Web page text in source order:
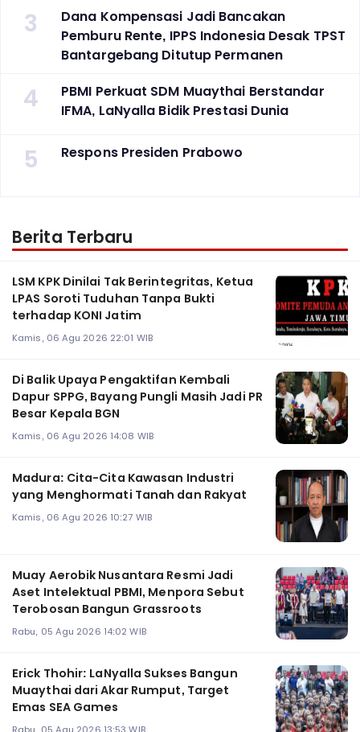
3
Dana Kompensasi Jadi Bancakan
Pemburu Rente, IPPS Indonesia Desak TPST
Bantargebang Ditutup Permanen
4
PBMI Perkuat SDM Muaythai Berstandar
IFMA, LaNyalla Bidik Prestasi Dunia
5 Respons Presiden Prabowo
Berita Terbaru
LSM KPK Dinilai Tak Berintegritas, Ketua
LPAS Soroti Tuduhan Tanpa Bukti
terhadap KONI Jatim
Kamis, 06 Agu 2026 22:01 WIB
Di Balik Upaya Pengaktifan Kembali
Dapur SPPG, Bayang Pungli Masih Jadi PR
Besar Kepala BGN
Kamis, 06 Agu 2026 14:08 WIB
Madura: Cita-Cita Kawasan Industri
yang Menghormati Tanah dan Rakyat
Kamis, 06 Agu 2026 10:27 WIB
Muay Aerobik Nusantara Resmi Jadi
Aset Intelektual PBMI, Menpora Sebut
Terobosan Bangun Grassroots
Rabu, 05 Agu 2026 14:02 WIB
Erick Thohir: LaNyalla Sukses Bangun
Muaythai dari Akar Rumput, Target
Emas SEA Games
Rabu, 05 Agu 2026 13:53 WIB